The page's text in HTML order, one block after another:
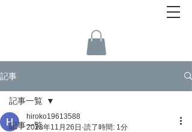
記事
記事一覧
記事一覧
hiroko19613588
2023年11月26日 読了時間: 1分